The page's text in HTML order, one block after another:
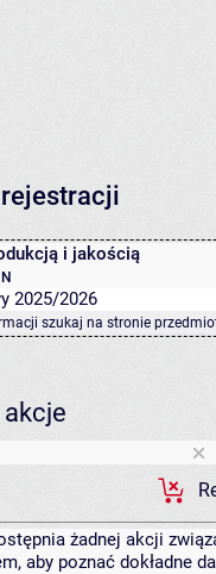
i jakością
2025/2026
szukaj na stronie
żadnej akcji
aby poznać dokładne